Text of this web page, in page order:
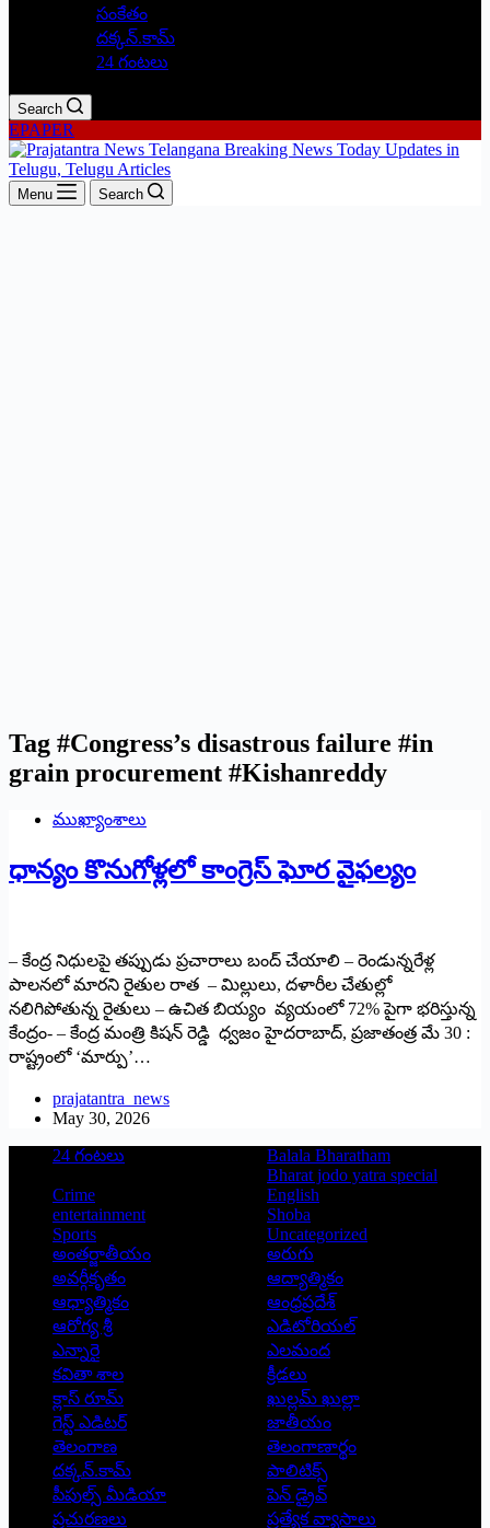
సంకేతం
దక్కన్.కామ్
24 గంటలు
Search
EPAPER
Menu Search
Tag #Congress’s disastrous failure #in
grain procurement #Kishanreddy
ముఖ్యాంశాలు
ధాన్యం కొనుగోళ్లలో కాంగ్రెస్ ఘోర వైఫల్యం
– కేంద్ర నిధులపై తప్పుడు ప్రచారాలు బంద్ చేయాలి – రెండున్నరేళ్ల
పాలనలో మారని రైతుల రాత – మిల్లులు, దళారీల చేతుల్లో
నలిగిపోతున్న రైతులు – ఉచిత బియ్యం వ్యయంలో 72% పైగా భరిస్తున్న
కేంద్రం- – కేంద్ర మంత్రి కిషన్ రెడ్డి ధ్వజం హైదరాబాద్, ప్రజాతంత్ర మే 30 :
రాష్ట్రంలో ‘మార్పు’…
prajatantra_news
May 30, 2026
24 గంటలు
Balala Bharatham
Bharat jodo yatra special
Crime
English
entertainment
Shoba
Sports
Uncategorized
అంతర్జాతీయం
అరుగు
అవర్గీకృతం
ఆద్యాత్మికం
ఆధ్యాత్మికం
ఆంధ్రప్రదేశ్
ఆరోగ్య శ్రీ
ఎడిటోరియల్
ఎన్నారై
ఎలమంద
కవితా శాల
క్రీడలు
క్లాస్ రూమ్
ఖుల్లమ్ ఖుల్లా
గెస్ట్ ఎడిటర్
జాతీయం
తెలంగాణ
తెలంగాణార్థం
దక్కన్.కామ్
పాలిటిక్స్
పీపుల్స్ ‌మీడియా
పెన్ డ్రైవ్
ప్రచురణలు
ప్రత్యేక వ్యాసాలు